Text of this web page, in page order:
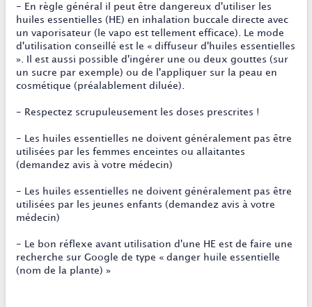
- En règle général il peut être dangereux d'utiliser les
huiles essentielles (HE) en inhalation buccale directe avec
un vaporisateur (le vapo est tellement efficace). Le mode
d'utilisation conseillé est le « diffuseur d'huiles essentielles
». Il est aussi possible d'ingérer une ou deux gouttes (sur
un sucre par exemple) ou de l'appliquer sur la peau en
cosmétique (préalablement diluée).
- Respectez scrupuleusement les doses prescrites !
- Les huiles essentielles ne doivent généralement pas être
utilisées par les femmes enceintes ou allaitantes
(demandez avis à votre médecin)
- Les huiles essentielles ne doivent généralement pas être
utilisées par les jeunes enfants (demandez avis à votre
médecin)
- Le bon réflexe avant utilisation d'une HE est de faire une
recherche sur Google de type « danger huile essentielle
(nom de la plante) »